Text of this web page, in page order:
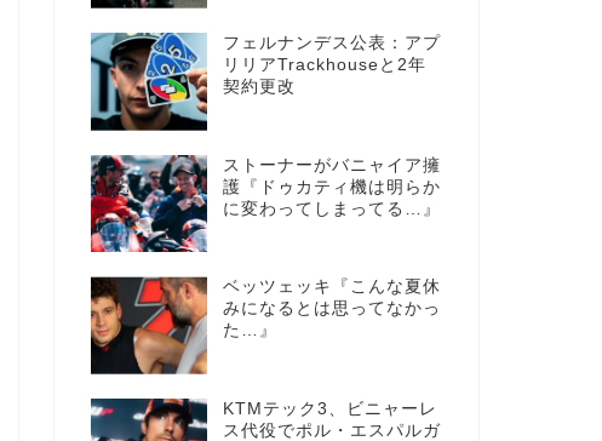
フェルナンデス公表：アプ
リリアTrackhouseと2年
契約更改
ストーナーがバニャイア擁
護『ドゥカティ機は明らか
に変わってしまってる…』
ベッツェッキ『こんな夏休
みになるとは思ってなかっ
た…』
KTMテック3、ビニャーレ
ス代役でポル・エスパルガ